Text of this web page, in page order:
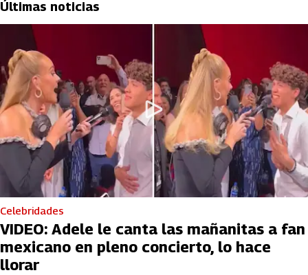
Últimas noticias
Celebridades
VIDEO: Adele le canta las mañanitas a fan
mexicano en pleno concierto, lo hace
llorar